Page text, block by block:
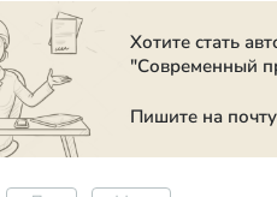
Хотите стать
"Современный
Пишите на